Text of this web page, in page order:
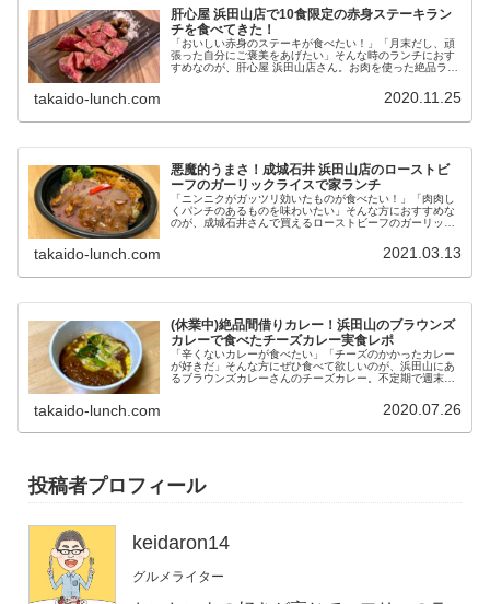
肝心屋 浜田山店で10食限定の赤身ステーキラン
チを食べてきた！
「おいしい赤身のステーキが食べたい！」「月末だし、頑
張った自分にご褒美をあげたい」そんな時のランチにおす
すめなのが、肝心屋 浜田山店さん。お肉を使った絶品ラン
takaido-lunch.com 2020.11.25
悪魔的うまさ！成城石井 浜田山店のローストビ
ーフのガーリックライスで家ランチ
「ニンニクがガッツリ効いたものが食べたい！」「肉肉し
くパンチのあるものを味わいたい」そんな方におすすめな
のが、成城石井さんで買えるローストビーフのガーリック
takaido-lunch.com 2021.03.13
(休業中)絶品間借りカレー！浜田山のブラウンズ
カレーで食べたチーズカレー実食レポ
「辛くないカレーが食べたい」「チーズのかかったカレー
が好きだ」そんな方にぜひ食べて欲しいのが、浜田山にあ
るブラウンズカレーさんのチーズカレー。不定期で週末の
takaido-lunch.com 2020.07.26
投稿者プロフィール
keidaron14
グルメライター